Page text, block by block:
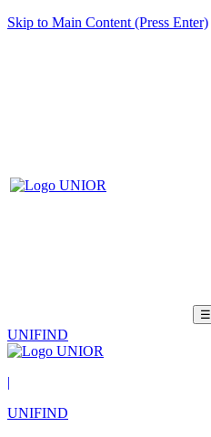
Skip to Main Content (Press Enter)
☰
UNIFIND
|
UNIFIND